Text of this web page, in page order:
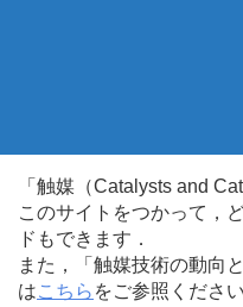
「触媒（Catalysts and
このサイトをつかって，
ドもできます．
また，「触媒技術の動向
はこちら をご参照ください